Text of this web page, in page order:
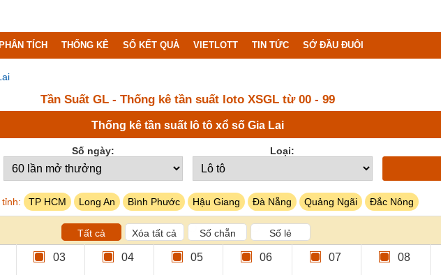
PHÂN TÍCH THỐNG KÊ SỔ KẾT QUẢ VIETLOTT TIN TỨC SỚ ĐẦU ĐUÔI
Tần Suất GL - Thống kê tần suất loto XSGL từ 00 - 99
Thống kê tần suất lô tô xổ số Gia Lai
Số ngày: Loại:
TP HCM Long An Bình Phước Hậu Giang Đà Nẵng Quảng Ngãi Đắc Nông
Tất cả Xóa tất cả Số chẵn Số lẻ
03 04 05 06 07 08